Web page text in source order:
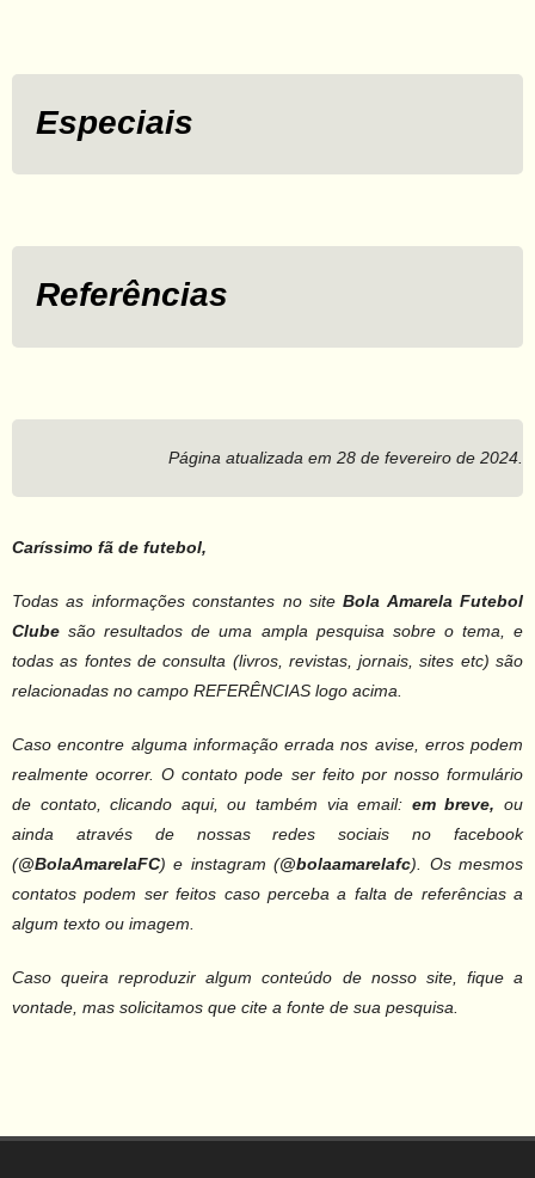
Especiais
Referências
Página atualizada em 28 de fevereiro de 2024.
Caríssimo fã de futebol,
Todas as informações constantes no siteBola Amarela Futebol
Clube são resultados de uma ampla pesquisa sobre o tema, e
todas as fontes de consulta (livros, revistas, jornais, sites etc) são
relacionadas no campo REFERÊNCIAS logo acima.
Caso encontre alguma informação errada nos avise, erros podem
realmente ocorrer. O contato pode ser feito por nosso formulário
de contato, clicando aqui, ou também via email: em breve,ou
ainda através de nossas redes sociais no facebook
(@BolaAmarelaFC) e instagram (@bolaamarelafc). Os mesmos
contatos podem ser feitos caso perceba a falta de referências a
algum texto ou imagem.
Caso queira reproduzir algum conteúdo de nosso site, fique a
vontade, mas solicitamos que cite a fonte de sua pesquisa.